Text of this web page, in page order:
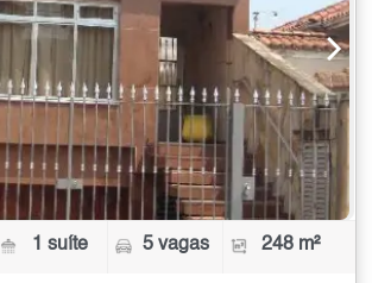
1 suíte 5 vagas 248 m²